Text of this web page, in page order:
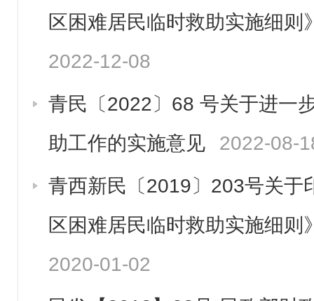
区困难居民临时救助实施细则
2022-12-08
青民〔2022〕68 号关于进一
助工作的实施意见
2022-08-
青西新民〔2019〕203号关于
区困难居民临时救助实施细则
2020-01-02